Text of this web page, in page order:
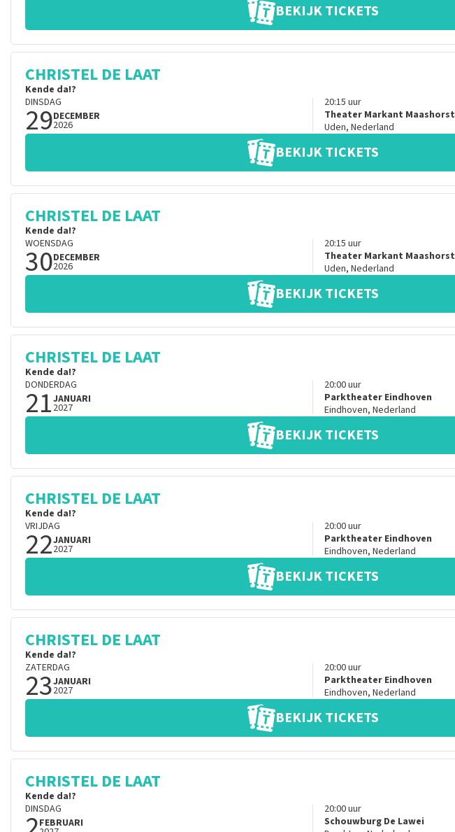
BEKIJK TICKETS
CHRISTEL DE LAAT
Kende da!?
DINSDAG
29DECEMBER
2026
20:15 uur
Theater Markant Maashorst
Uden, Nederland
BEKIJK TICKETS
CHRISTEL DE LAAT
Kende da!?
WOENSDAG
30DECEMBER
2026
20:15 uur
Theater Markant Maashorst
Uden, Nederland
BEKIJK TICKETS
CHRISTEL DE LAAT
Kende da!?
DONDERDAG
21JANUARI
2027
20:00uur
Parktheater Eindhoven
Eindhoven, Nederland
BEKIJK TICKETS
CHRISTEL DE LAAT
Kende da!?
VRIJDAG
22JANUARI
2027
20:00uur
Parktheater Eindhoven
Eindhoven, Nederland
BEKIJK TICKETS
CHRISTEL DE LAAT
Kende da!?
ZATERDAG
23JANUARI
2027
20:00uur
Parktheater Eindhoven
Eindhoven, Nederland
BEKIJK TICKETS
CHRISTEL DE LAAT
Kende da!?
DINSDAG
FEBRUARI
20:00uur
Schouwburg De Lawei